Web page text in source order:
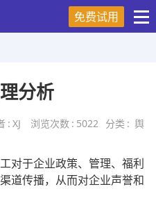
免费试用
分析
: XJ 浏览次数 : 5022 分类 : 舆
对于企业政策、管理、福利
道传播，从而对企业声誉和